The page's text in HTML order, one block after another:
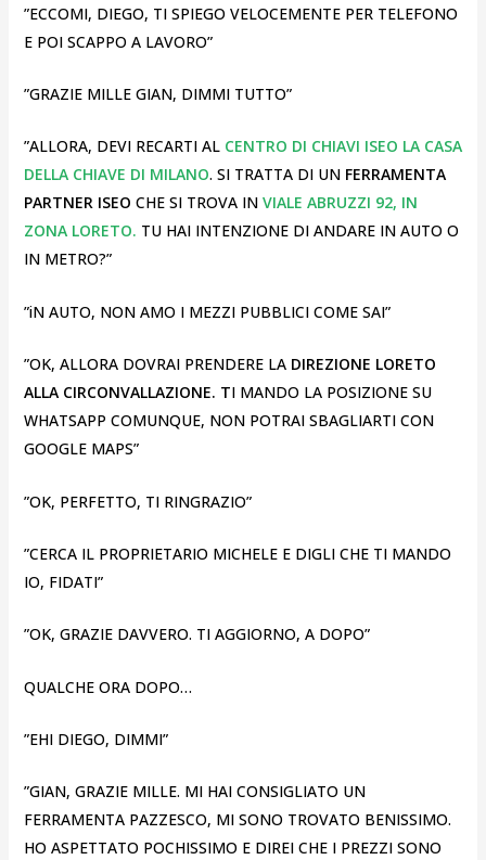
”ECCOMI, DIEGO, TI SPIEGO VELOCEMENTE PER TELEFONO
E POI SCAPPO A LAVORO”
”GRAZIE MILLE GIAN, DIMMI TUTTO”
”ALLORA, DEVI RECARTI ALCENTRO DI CHIAVI ISEO LA CASA
DELLA CHIAVE DI MILANO. SI TRATTA DI UN FERRAMENTA
PARTNER ISEO CHE SI TROVA INVIALE ABRUZZI 92, IN
ZONA LORETO. TU HAI INTENZIONE DI ANDARE IN AUTO O
IN METRO?”
”iN AUTO, NON AMO I MEZZI PUBBLICI COME SAI”
”OK, ALLORA DOVRAI PRENDERE LADIREZIONE LORETO
ALLA CIRCONVALLAZIONE. TI MANDO LA POSIZIONE SU
WHATSAPP COMUNQUE, NON POTRAI SBAGLIARTI CON
GOOGLE MAPS”
”OK, PERFETTO, TI RINGRAZIO”
”CERCA IL PROPRIETARIO MICHELE E DIGLI CHE TI MANDO
IO, FIDATI”
”OK, GRAZIE DAVVERO. TI AGGIORNO, A DOPO”
QUALCHE ORA DOPO…
”EHI DIEGO, DIMMI”
”GIAN, GRAZIE MILLE. MI HAI CONSIGLIATO UN
FERRAMENTA PAZZESCO, MI SONO TROVATO BENISSIMO.
HO ASPETTATO POCHISSIMO E DIREI CHE I PREZZI SONO